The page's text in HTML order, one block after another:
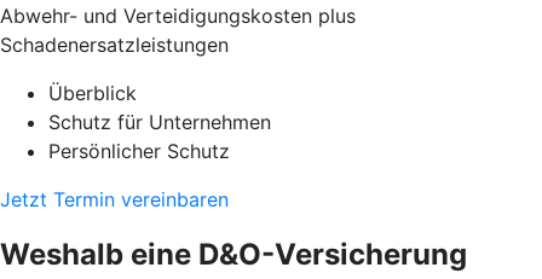
Abwehr- und Verteidigungskosten plus
Schadenersatzleistungen
Überblick
Schutz für Unternehmen
Persönlicher Schutz
Jetzt Termin vereinbaren
Weshalb eine D&O-Versicherung